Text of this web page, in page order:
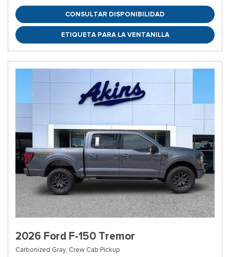
CONSULTAR DISPONIBILIDAD
ETIQUETA PARA LA VENTANILLA
2026 Ford F-150 Tremor
Carbonized Gray, Crew Cab Pickup